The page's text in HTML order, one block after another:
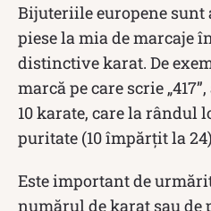
Bijuteriile europene sunt
piese la mia de marcaje
distinctive karat. De
marcă pe care scrie
10 karate, care la rândul
puritate (10 împărțit la
Este important de
numărul de karat sau de